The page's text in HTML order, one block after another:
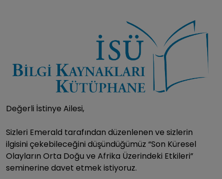
Değerli İstinye Ailesi,
Sizleri Emerald tarafından düzenlenen ve sizlerin
ilgisini çekebileceğini düşündüğümüz “Son Küresel
Olayların Orta Doğu ve Afrika Üzerindeki Etkileri”
seminerine davet etmek istiyoruz.